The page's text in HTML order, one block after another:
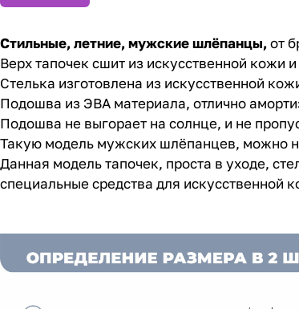
Стильные, летние, мужские шлёпанцы,от
Верх тапочек сшит из искусственной кожи
Стелька изготовлена из искусственной
Подошва из ЭВА материала, отлично
Подошва не выгорает на солнце, и не
Такую модель мужских шлёпанцев, можно
Данная модель тапочек, проста в уходе,
специальные средства для искусственной